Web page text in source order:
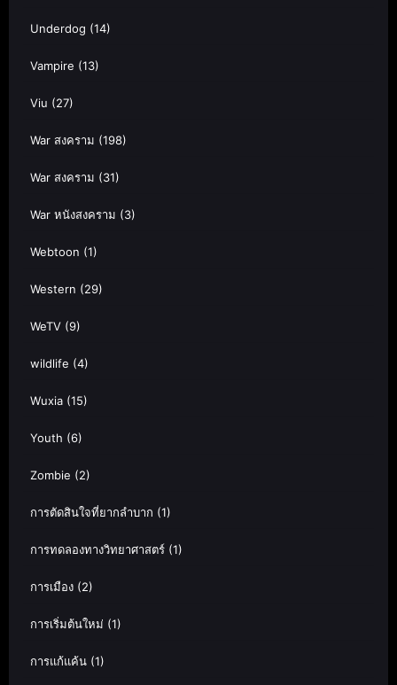
Underdog (14)
Vampire (13)
Viu (27)
War สงคราม (198)
War สงคราม (31)
War หนังสงคราม (3)
Webtoon (1)
Western (29)
WeTV (9)
wildlife (4)
Wuxia (15)
Youth (6)
Zombie (2)
การตัดสินใจที่ยากลำบาก (1)
การทดลองทางวิทยาศาสตร์ (1)
การเมือง (2)
การเริ่มต้นใหม่ (1)
การแก้แค้น (1)